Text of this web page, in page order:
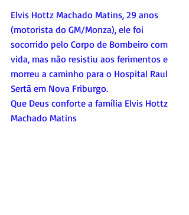
Elvis Hottz Machado Matins, 29 anos
(motorista do GM/Monza), ele foi
socorrido pelo Corpo de Bombeiro com
vida, mas não resistiu aos ferimentos e
morreu a caminho para o Hospital Raul
Sertã em Nova Friburgo.
Que Deus conforte a família Elvis Hottz
Machado Matins